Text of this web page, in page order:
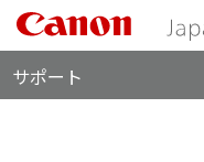
サポート